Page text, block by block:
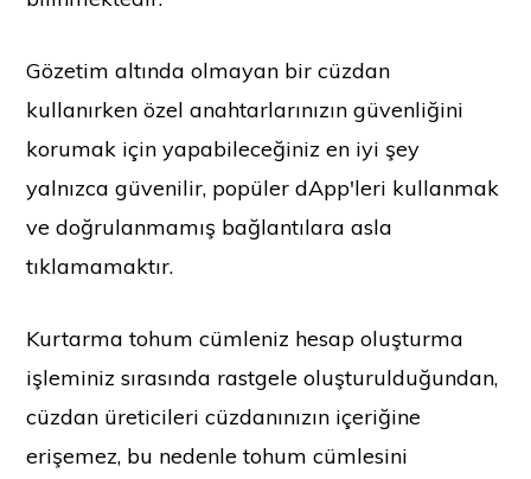
Gözetim altında olmayan bir cüzdan
kullanırken özel anahtarlarınızın güvenliğini
korumak için yapabileceğiniz en iyi şey
yalnızca güvenilir, popüler dApp'leri kullanmak
ve doğrulanmamış bağlantılara asla
tıklamamaktır.
Kurtarma tohum cümleniz hesap oluşturma
işleminiz sırasında rastgele oluşturulduğundan,
cüzdan üreticileri cüzdanınızın içeriğine
erişemez, bu nedenle tohum cümlesini